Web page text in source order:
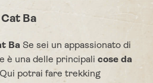
Ba
Ba Se sei un appassionato di
è una delle principali cose da
potrai fare trekking